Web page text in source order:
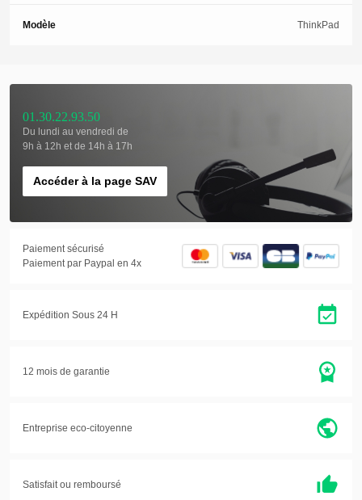
Modèle ThinkPad
01.30.22.93.50
Du lundi au vendredi de
9h à 12h et de 14h à 17h
Accéder à la page SAV
Paiement sécurisé
Paiement par Paypal en 4x
Expédition Sous 24 H
12 mois de garantie
Entreprise eco-citoyenne
Satisfait ou remboursé